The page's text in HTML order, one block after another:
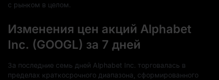
с рынком в целом.
Изменения цен акций Alphabet
Inc. (GOOGL) за 7 дней
За последние семь дней Alphabet Inc. торговалась в
пределах краткосрочного диапазона, сформированного